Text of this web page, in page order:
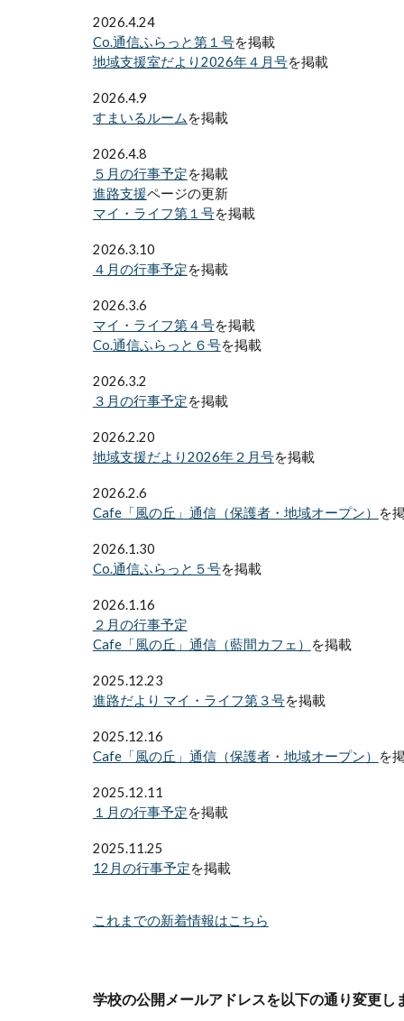
2026.4.24
Co.通信ふらっと第１号を掲載
地域支援室だより2026年４月号を掲載
2026.4.9
すまいるルーム を掲載
2026.4.8
５月の行事予定を掲載
進路支援ページの更新
マイ・ライフ第１号を掲載
2026.3.10
４月の行事予定を掲載
2026.3.6
マイ・ライフ第４号を掲載
Co.通信ふらっと６号を掲載
2026.3.2
３月の行事予定を掲載
2026.2.20
地域支援だより2026年２月号を掲載
2026.2.6
Cafe「風の丘」通信（保護者・地域オープン）
を
2026.1.30
Co.通信ふらっと５号を掲載
2026.1.16
２月の行事予定
Cafe「風の丘」通信（藍間カフェ）
を掲載
2025.12.23
進路だより マイ・ライフ第３号を掲載
2025.12.16
Cafe「風の丘」通信（保護者・地域オープン）
を
2025.12.11
１月の行事予定を掲載
2025.11.25
12月の行事予定を掲載
これまでの新着情報はこちら
学校の公開メールアドレスを以下の通り変更し